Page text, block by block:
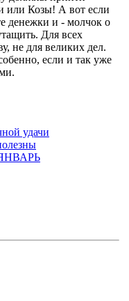
или Козы! А вот если
денежки и - молчок о
Для всех
не для великих дел.
если и так уже
удачи
ЯНВАРЬ